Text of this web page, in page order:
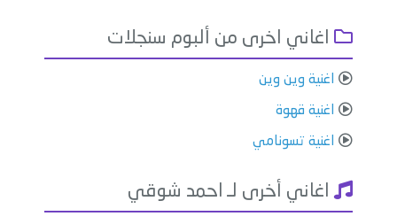
اغاني اخرى من ألبوم سنجلات
اغنية وين وين
اغنية قهوة
اغنية تسونامي
اغاني أخرى لـ احمد شوقي